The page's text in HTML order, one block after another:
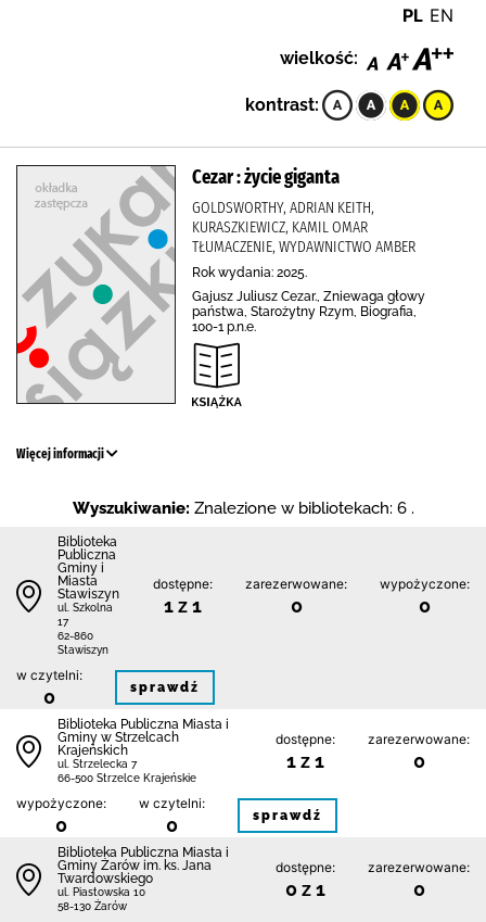
PL EN
wielkość:
kontrast:
Cezar : życie giganta
GOLDSWORTHY, ADRIAN KEITH,
KURASZKIEWICZ, KAMIL OMAR
TŁUMACZENIE, WYDAWNICTWO AMBER
Rok wydania: 2025.
Gajusz Juliusz Cezar., Zniewaga głowy
państwa, Starożytny Rzym, Biografia,
100-1 p.n.e.
Więcej informacji
Wyszukiwanie: Znalezione w bibliotekach: 6 .
Biblioteka
Publiczna
Gminy i
Miasta
Stawiszyn
ul. Szkolna
17
62-860
Stawiszyn
dostępne:
1 z 1
zarezerwowane:
0
wypożyczone:
0
w czytelni:
0 sprawdź
Biblioteka Publiczna Miasta i
Gminy w Strzelcach
Krajeńskich
ul. Strzelecka 7
66-500 Strzelce Krajeńskie
dostępne:
1 z 1
zarezerwowane:
0
wypożyczone:
0
w czytelni:
0 sprawdź
Biblioteka Publiczna Miasta i
Gminy Żarów im. ks. Jana
Twardowskiego
ul. Piastowska 10
58-130 Żarów
dostępne:
0 z 1
zarezerwowane:
0